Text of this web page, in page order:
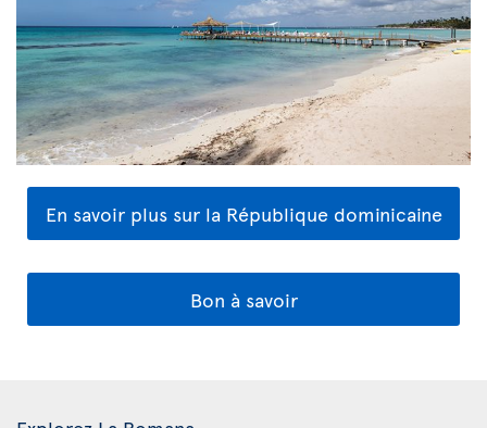
En savoir plus sur la République dominicaine
Bon à savoir